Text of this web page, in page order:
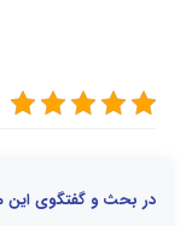
در بحث و گفتگوی این